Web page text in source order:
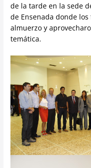
de la tarde en la sede
de Ensenada donde
almuerzo y
temática.